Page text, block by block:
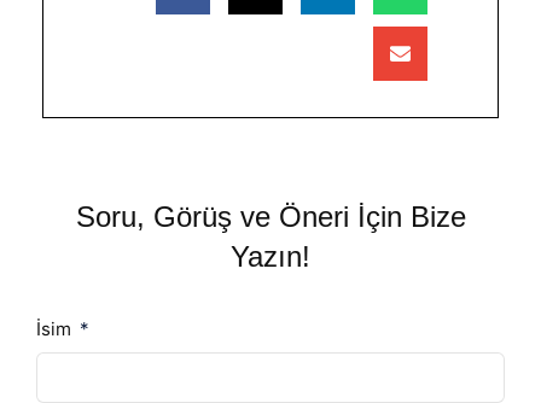
Soru, Görüş ve Öneri İçin Bize
Yazın!
İsim